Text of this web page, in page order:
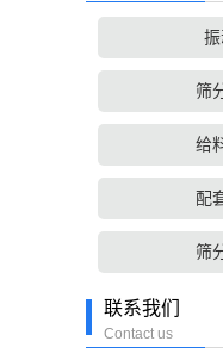
筛
给
配
筛
联系我们
Contact us